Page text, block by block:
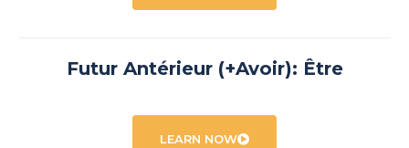
Futur Antérieur (+Avoir): Être
LEARN NOW